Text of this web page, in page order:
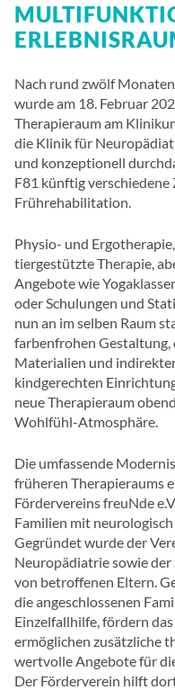
Nach rund zwölf
wurde am 18. Februar
Therapieraum am
die Klinik für
und konzeptionell
F81 künftig
Frührehabilitation.
Physio- und
tiergestützte Therapie,
Angebote wie
oder Schulungen und
nun an im selben Raum
farbenfrohen
Materialien und
kindgerechten
neue Therapieraum
Wohlfühl-Atmosphäre.
Die umfassende
früheren Therapieraums
Fördervereins freuNde
Familien mit
Gegründet wurde der
Neuropädiatrie sowie
von betroffenen Eltern.
die angeschlossenen
Einzelfallhilfe, fördern
ermöglichen zusätzliche
wertvolle Angebote für
Der Förderverein hilft